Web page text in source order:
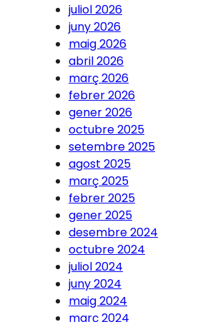
juliol 2026
juny 2026
maig 2026
abril 2026
març 2026
febrer 2026
gener 2026
octubre 2025
setembre 2025
agost 2025
març 2025
febrer 2025
gener 2025
desembre 2024
octubre 2024
juliol 2024
juny 2024
maig 2024
març 2024